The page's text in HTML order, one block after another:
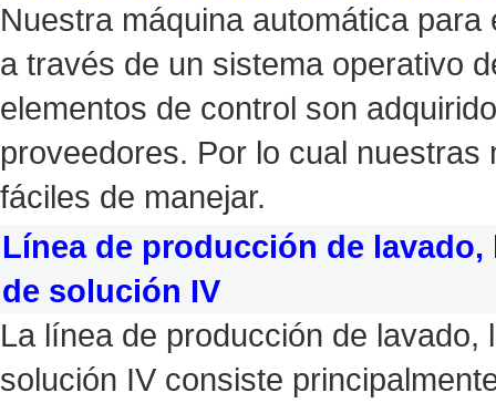
Nuestra máquina automática
a través de un sistema operativo
elementos de control son
proveedores. Por lo cual
fáciles de manejar.
Línea de producción de
de solución IV
La línea de producción de
solución IV consiste